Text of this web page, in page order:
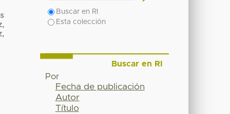
Buscar en RI
Esta colección
Buscar en RI
Por
Fecha de publicación
Autor
Título